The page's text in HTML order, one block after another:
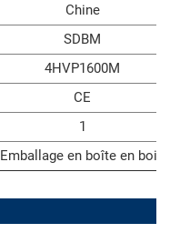
Chine
SDBM
4HVP1600M
CE
1
Emballage en boîte en bois